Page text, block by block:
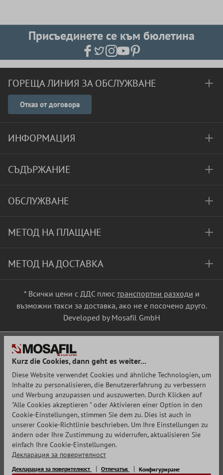
Присъединете се към бюлетина
ГОРЕЩА ЛИНИЯ ЗА ОБСЛУЖВАНЕ
Отказ от договора
ИНФОРМАЦИЯ
СЪДЪРЖАНИЕ
ОБСЛУЖВАНЕ
МЕТОД НА ПЛАЩАНЕ
МЕТОД НА ДОСТАВКА
* Всички цени с ДДС плюс транспортни разходи и
възможни такси за доставка, ако не е посочено друго.
Developed by Mosafil GmbH
Kurz die Cookies, dann geht es weiter...
Diese Website verwendet Cookies und ähnliche Technologien, um
Inhalte zu personalisieren, die Benutzererfahrung zu verbessern
und Werbung anzupassen und auszuwerten. Durch Klicken auf
"Alle Cookies akzeptieren " oder Aktivieren einer Option in den
Cookie-Einstellungen, stimmen Sie dem zu. Dies ist auch in
unserer Cookie-Richtlinie beschrieben. Um Ihre Einstellungen zu
ändern oder Ihre Zustimmung zu widerrufen, aktualisieren Sie
einfach Ihre Cookie-Einstellungen.
Декларация за поверителност
Декларация за поверителност Отпечатък Конфигуриране